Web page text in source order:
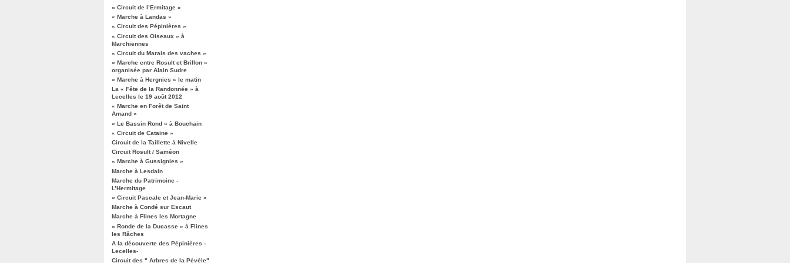
« Circuit de l’Ermitage »
« Marche à Landas »
« Circuit des Pépinières »
« Circuit des Oiseaux » à
Marchiennes
« Circuit du Marais des vaches »
« Marche entre Rosult et Brillon »
organisée par Alain Sudre
« Marche à Hergnies » le matin
La « Fête de la Randonnée » à
Lecelles le 19 août 2012
« Marche en Forêt de Saint
Amand »
« Le Bassin Rond » à Bouchain
« Circuit de Cataine »
Circuit de la Taillette à Nivelle
Circuit Rosult / Saméon
« Marche à Gussignies »
Marche à Lesdain
Marche du Patrimoine -
L’Hermitage
« Circuit Pascale et Jean-Marie »
Marche à Condé sur Escaut
Marche à Flines les Mortagne
« Ronde de la Ducasse » à Flines
les Râches
A la découverte des Pépinières -
Lecelles-
Circuit des " Arbres de la Pévèle"